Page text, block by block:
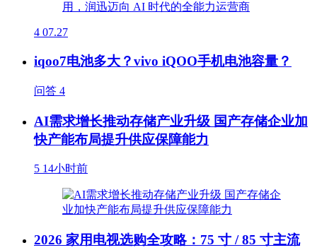
4 07.27
iqoo7电池多大？vivo iQOO手机电池容量？
问答 4
AI需求增长推动存储产业升级 国产存储企业加
快产能布局提升供应保障能力
5 14小时前
2026 家用电视选购全攻略：75 寸 / 85 寸主流